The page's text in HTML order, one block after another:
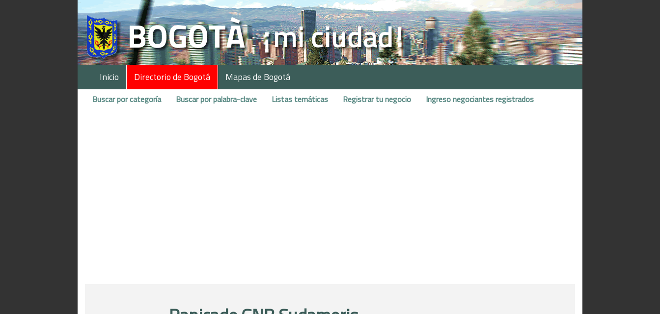
Inicio Directorio de Bogotá Mapas de Bogotá
Buscar por categoría Buscar por palabra-clave Listas temáticas Registrar tu negocio Ingreso negociantes registrados